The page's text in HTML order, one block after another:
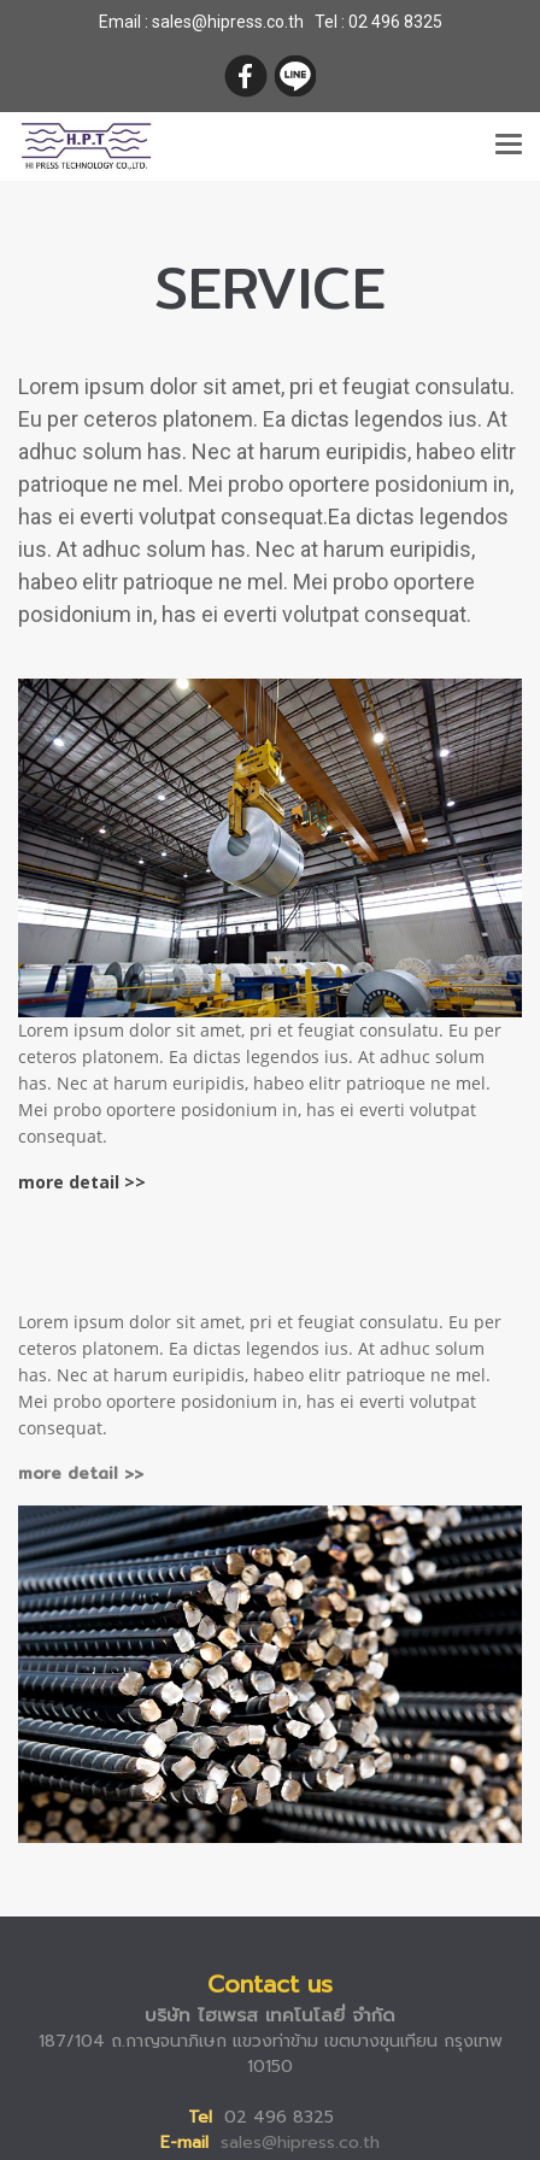
Email : sales@hipress.co.th Tel : 02 496 8325
SERVICE
Lorem ipsum dolor sit amet, pri et feugiat consulatu.
Eu per ceteros platonem. Ea dictas legendos ius. At
adhuc solum has. Nec at harum euripidis, habeo elitr
patrioque ne mel. Mei probo oportere posidonium in,
has ei everti volutpat consequat.Ea dictas legendos
ius. At adhuc solum has. Nec at harum euripidis,
habeo elitr patrioque ne mel. Mei probo oportere
posidonium in, has ei everti volutpat consequat.
Lorem ipsum dolor sit amet, pri et feugiat consulatu. Eu per
ceteros platonem. Ea dictas legendos ius. At adhuc solum
has. Nec at harum euripidis, habeo elitr patrioque ne mel.
Mei probo oportere posidonium in, has ei everti volutpat
consequat.
more detail >>
Lorem ipsum dolor sit amet, pri et feugiat consulatu. Eu per
ceteros platonem. Ea dictas legendos ius. At adhuc solum
has. Nec at harum euripidis, habeo elitr patrioque ne mel.
Mei probo oportere posidonium in, has ei everti volutpat
consequat.
more detail >>
Contact us
บริษัท ไฮเพรส เทคโนโลยี่ จำกัด
187/104 ถ.กาญจนาภิเษก แขวงท่าข้าม เขตบางขุนเทียน กรุงเทพ
10150
Tel 02 496 8325
E-mail sales@hipress.co.th